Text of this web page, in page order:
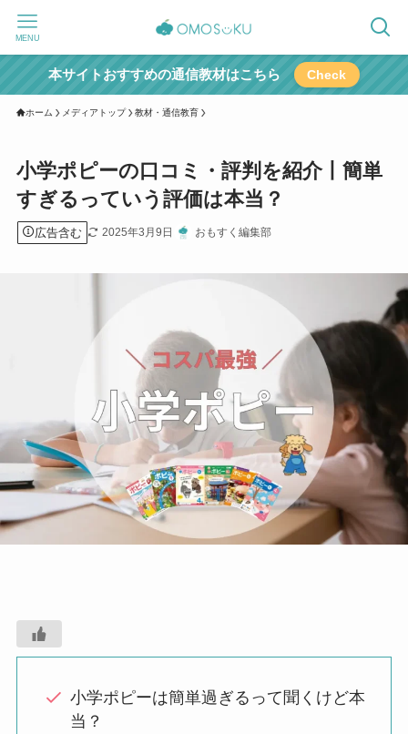
MENU
本サイトおすすめの通信教材はこちら Check
ホーム メディアトップ 教材・通信教育
小学ポピーの口コミ・評判を紹介丨簡単
すぎるっていう評価は本当？
広告含む 2025年3月9日 おもすく編集部
小学ポピーは簡単過ぎるって聞くけど本
当？